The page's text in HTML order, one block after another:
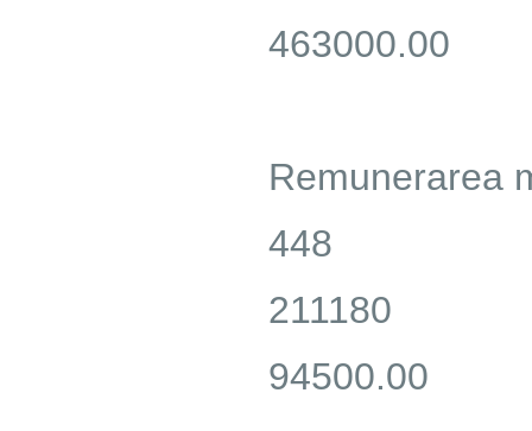
463000.00
Remunerarea
448
211180
94500.00